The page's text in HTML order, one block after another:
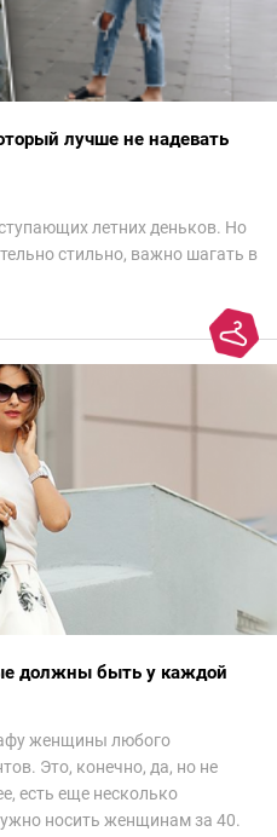
лучше не надевать
летних деньков. Но
стильно, важно шагать в
что они — гарант дурного
должны быть у каждой
женщины любого
Это, конечно, да, но не
есть еще несколько
носить женщинам за 40.